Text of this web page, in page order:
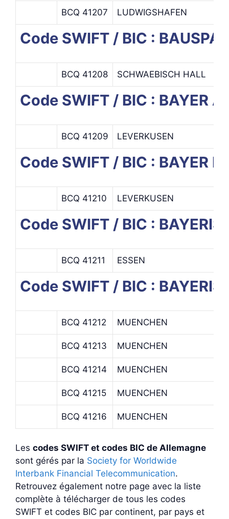
BCQ 41207 LUDWIGSHAFEN
Code SWIFT / BIC :
BCQ 41208 SCHWAEBISCH HALL
Code SWIFT / BIC : BAYER
BCQ 41209 LEVERKUSEN
Code SWIFT / BIC : BAYER
BCQ 41210 LEVERKUSEN
Code SWIFT / BIC :
BCQ 41211 ESSEN
Code SWIFT / BIC :
BCQ 41212 MUENCHEN
BCQ 41213 MUENCHEN
BCQ 41214 MUENCHEN
BCQ 41215 MUENCHEN
BCQ 41216 MUENCHEN
Les codes SWIFT et codes BIC de Allemagne
sont gérés par la Society for Worldwide
Interbank Financial Telecommunication.
Retrouvez également notre page avec la liste
complète à télécharger de tous les codes
SWIFT et codes BIC par continent, par pays et